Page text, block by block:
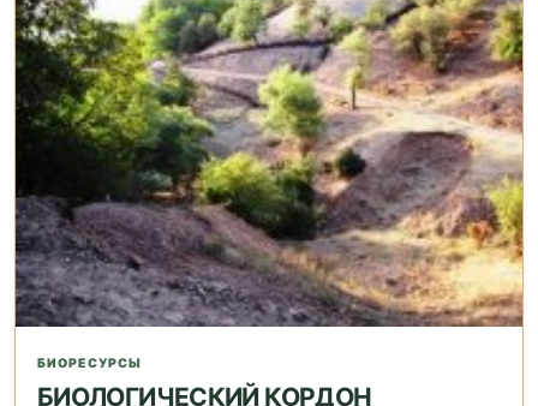
БИОРЕСУРСЫ
БИОЛОГИЧЕСКИЙ КОРДОН